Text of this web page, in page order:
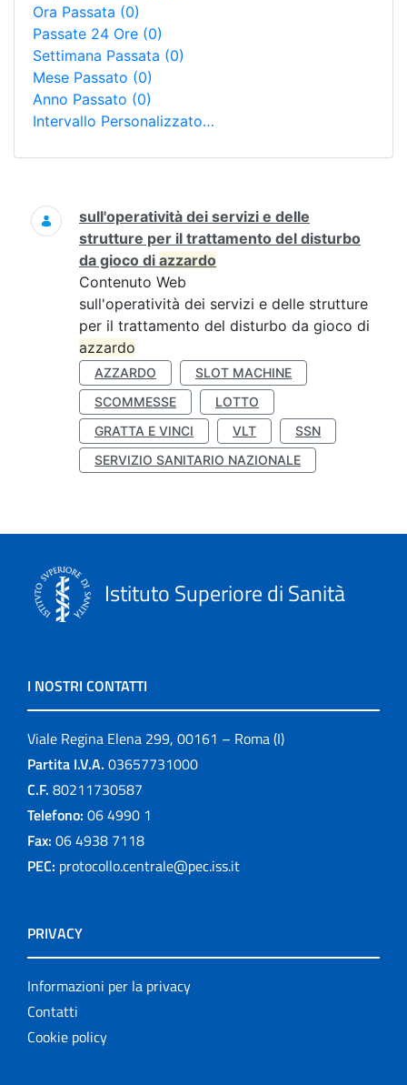
Ora Passata (0)
Passate 24 Ore (0)
Settimana Passata (0)
Mese Passato (0)
Anno Passato (0)
Intervallo Personalizzato…
Ricerca
sull'operatività dei servizi e delle
strutture per il trattamento del disturbo
da gioco di azzardo
Contenuto Web
sull'operatività dei servizi e delle strutture
per il trattamento del disturbo da gioco di
azzardo
AZZARDO
SLOT MACHINE
SCOMMESSE
LOTTO
GRATTA E VINCI
VLT
SSN
SERVIZIO SANITARIO NAZIONALE
Istituto Superiore di Sanità
I NOSTRI CONTATTI
Viale Regina Elena 299, 00161 – Roma (I)
Partita I.V.A. 03657731000
C.F. 80211730587
Telefono: 06 4990 1
Fax: 06 4938 7118
PEC: protocollo.centrale@pec.iss.it
PRIVACY
Informazioni per la privacy
Contatti
Cookie policy